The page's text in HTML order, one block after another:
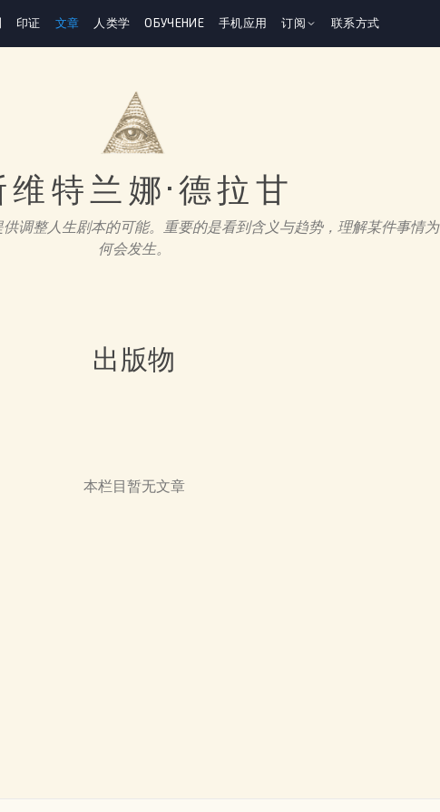
印证 文章 人类学 ОБУЧЕНИЕ 手机应用 订阅 联系方式
维特兰娜·德拉甘
调整人生剧本的可能。重要的是看到含义与趋势，理解某件事情为
何会发生。
出版物
本栏目暂无文章